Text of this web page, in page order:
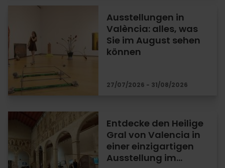
Ausstellungen in
València: alles, was
Sie im August sehen
können
27/07/2026 - 31/08/2026
Entdecke den Heilige
Gral von Valencia in
einer einzigartigen
Ausstellung im…